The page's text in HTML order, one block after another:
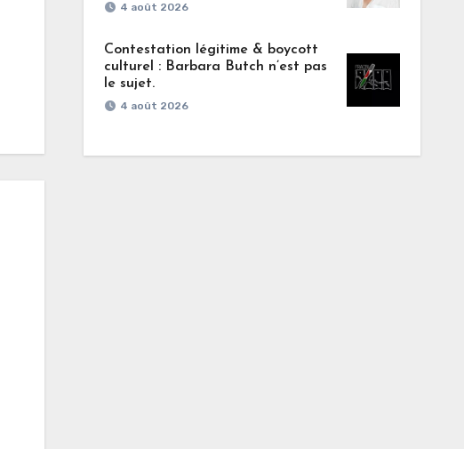
4 août 2026
Contestation légitime & boycott
culturel : Barbara Butch n’est pas
le sujet.
4 août 2026